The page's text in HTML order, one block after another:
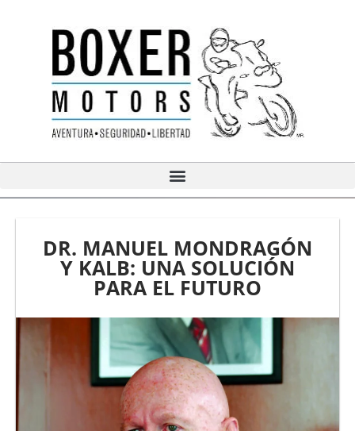
DR. MANUEL MONDRAGÓN
Y KALB: UNA SOLUCIÓN
PARA EL FUTURO